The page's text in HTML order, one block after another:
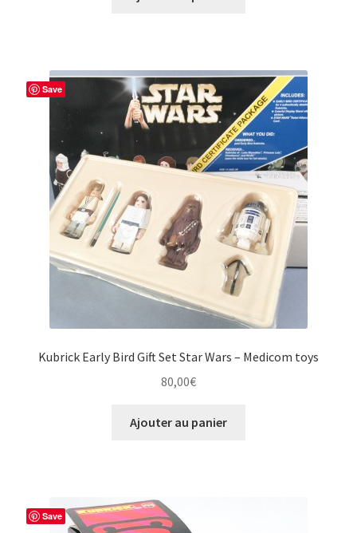
Save
Kubrick Early Bird Gift Set Star Wars – Medicom toys
80,00€
Ajouter au panier
Save